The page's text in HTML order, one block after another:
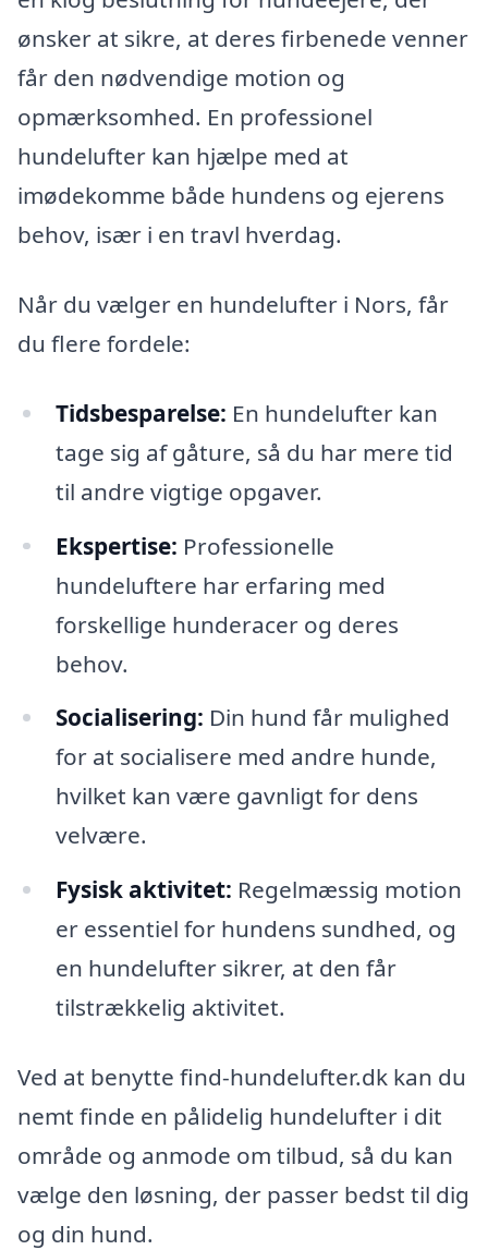
ønsker at sikre, at deres firbenede venner
får den nødvendige motion og
opmærksomhed. En professionel
hundelufter kan hjælpe med at
imødekomme både hundens og ejerens
behov, især i en travl hverdag.
Når du vælger en hundelufter i Nors, får
du flere fordele:
Tidsbesparelse: En hundelufter kan
tage sig af gåture, så du har mere tid
til andre vigtige opgaver.
Ekspertise: Professionelle
hundeluftere har erfaring med
forskellige hunderacer og deres
behov.
Socialisering: Din hund får mulighed
for at socialisere med andre hunde,
hvilket kan være gavnligt for dens
velvære.
Fysisk aktivitet: Regelmæssig motion
er essentiel for hundens sundhed, og
en hundelufter sikrer, at den får
tilstrækkelig aktivitet.
Ved at benytte find-hundelufter.dk kan du
nemt finde en pålidelig hundelufter i dit
område og anmode om tilbud, så du kan
vælge den løsning, der passer bedst til dig
og din hund.